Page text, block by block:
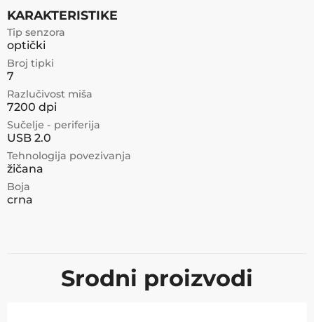
KARAKTERISTIKE
Tip senzora
optički
Broj tipki
7
Razlučivost miša
7200 dpi
Sučelje - periferija
USB 2.0
Tehnologija povezivanja
žičana
Boja
crna
Srodni proizvodi